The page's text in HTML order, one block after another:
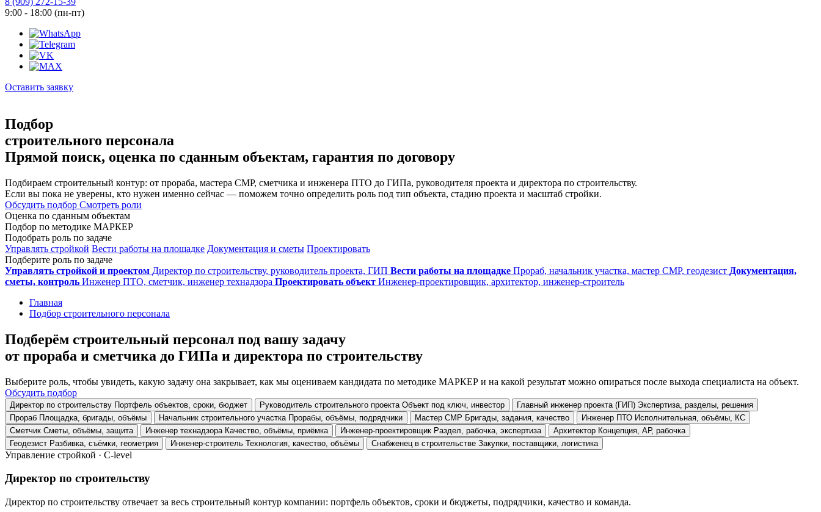
9:00 - 18:00 (пн-пт)
Оставить заявку
Подбор
строительного персонала
Прямой поиск, оценка по сданным объектам, гарантия по договору
Подбираем строительный контур: от прораба, мастера СМР, сметчика и инженера ПТО до ГИПа, руководителя проекта и директора по строительству.
Если вы пока не уверены, кто нужен именно сейчас — поможем точно определить роль под тип объекта, стадию проекта и масштаб стройки.
Обсудить подбор Смотреть роли
Оценка по сданным объектам
Подбор по методике МАРКЕР
Подобрать роль по задаче
Управлять стройкой Вести работы на площадке Документация и сметы Проектировать
Подберите роль по задаче
Управлять стройкой и проектом Директор по строительству, руководитель проекта, ГИП Вести работы на площадке Прораб, начальник участка, мастер СМР, геодезист Документация,
сметы, контроль Инженер ПТО, сметчик, инженер технадзора Проектировать объект Инженер-проектировщик, архитектор, инженер-строитель
Главная
Подбор строительного персонала
Подберём строительный персонал под вашу задачу
от прораба и сметчика до ГИПа и директора по строительству
Выберите роль, чтобы увидеть, какую задачу она закрывает, как мы оцениваем кандидата по методике МАРКЕР и на какой результат можно опираться после выхода специалиста на объект.
Обсудить подбор
Директор по строительству Портфель объектов, сроки, бюджет Руководитель строительного проекта Объект под ключ, инвестор Главный инженер проекта (ГИП) Экспертиза, разделы, решения
Прораб Площадка, бригады, объёмы Начальник строительного участка Прорабы, объёмы, подрядчики Мастер СМР Бригады, задания, качество Инженер ПТО Исполнительная, объёмы, КС
Сметчик Сметы, объёмы, защита Инженер технадзора Качество, объёмы, приёмка Инженер-проектировщик Раздел, рабочка, экспертиза Архитектор Концепция, АР, рабочка
Геодезист Разбивка, съёмки, геометрия Инженер-строитель Технология, качество, объёмы Снабженец в строительстве Закупки, поставщики, логистика
Управление стройкой · C-level
Директор по строительству
Директор по строительству отвечает за весь строительный контур компании: портфель объектов, сроки и бюджеты, подрядчики, качество и команда.